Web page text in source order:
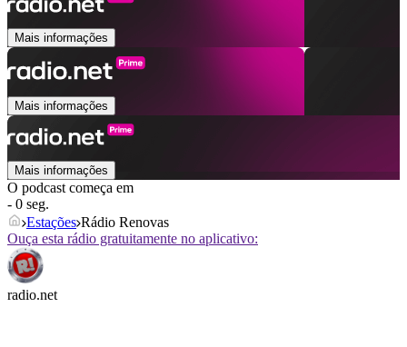
Mais informações
Mais informações
Mais informações
O podcast começa em
- 0 seg.
Estações Rádio Renovas
Ouça esta rádio gratuitamente no aplicativo:
radio.net